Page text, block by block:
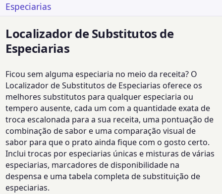
Especiarias
Localizador de Substitutos de
Especiarias
Ficou sem alguma especiaria no meio da receita? O
Localizador de Substitutos de Especiarias oferece os
melhores substitutos para qualquer especiaria ou
tempero ausente, cada um com a quantidade exata de
troca escalonada para a sua receita, uma pontuação de
combinação de sabor e uma comparação visual de
sabor para que o prato ainda fique com o gosto certo.
Inclui trocas por especiarias únicas e misturas de várias
especiarias, marcadores de disponibilidade na
despensa e uma tabela completa de substituição de
especiarias.